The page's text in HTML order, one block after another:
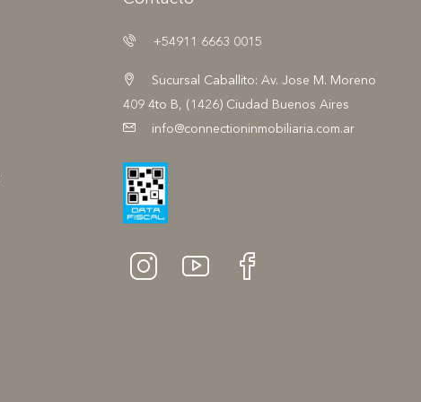
+54911 6663 0015
Sucursal Caballito: Av. Jose M. Moreno
409 4to B, (1426) Ciudad Buenos Aires
info@connectioninmobiliaria.com.ar